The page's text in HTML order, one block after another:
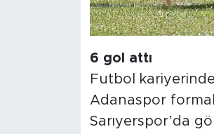
6 gol attı
Futbol
Adanaspor
Sarıyerspor’da